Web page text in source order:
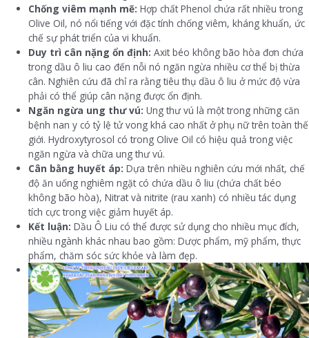
Chống viêm mạnh mẽ: Hợp chất Phenol chứa rất nhiều trong
Olive Oil, nó nổi tiếng với đặc tính chống viêm, kháng khuẩn, ức
chế sự phát triển của vi khuẩn.
Duy trì cân nặng ổn định:Axit béo không bão hòa đơn chứa
trong dầu ô liu cao đến nỗi nó ngăn ngừa nhiều cơ thể bị thừa
cân. Nghiên cứu đã chỉ ra rằng tiêu thụ dầu ô liu ở mức độ vừa
phải có thể giúp cân nặng được ổn định.
Ngăn ngừa ung thư vú: Ung thư vú là một trong những căn
bệnh nan y có tỷ lệ tử vong khá cao nhất ở phụ nữ trên toàn thế
giới. Hydroxytyrosol có trong Olive Oil có hiệu quả trong việc
ngăn ngừa và chữa ung thư vú.
Cân bằng huyết áp: Dựa trên nhiều nghiên cứu mới nhất, chế
độ ăn uống nghiêm ngặt có chứa dầu ô liu (chứa chất béo
không bão hòa), Nitrat và nitrite (rau xanh) có nhiều tác dụng
tích cực trong việc giảm huyết áp.
Kết luận: Dầu Ô Liu có thể được sử dụng cho nhiều mục đích,
nhiều ngành khác nhau bao gồm: Dược phẩm, mỹ phẩm, thực
phẩm, chăm sóc sức khỏe và làm đẹp.